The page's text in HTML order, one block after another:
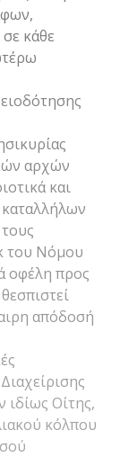
κάθε
αρχών
και
καταλλήλων
του Νόμου
οφέλη προς
απόδοσή
Οίτης,
κόλπου